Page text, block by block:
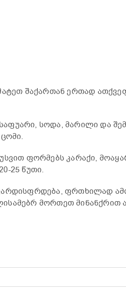
შაქართან ერთად
სოდა, მარილი და
ფორმებს კარაქი,
25 წუთი.
ფრთხილად
მორთეთ მინანქრით